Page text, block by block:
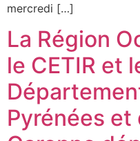
mercredi […]
La Région
le CETIR et
Pyrénées